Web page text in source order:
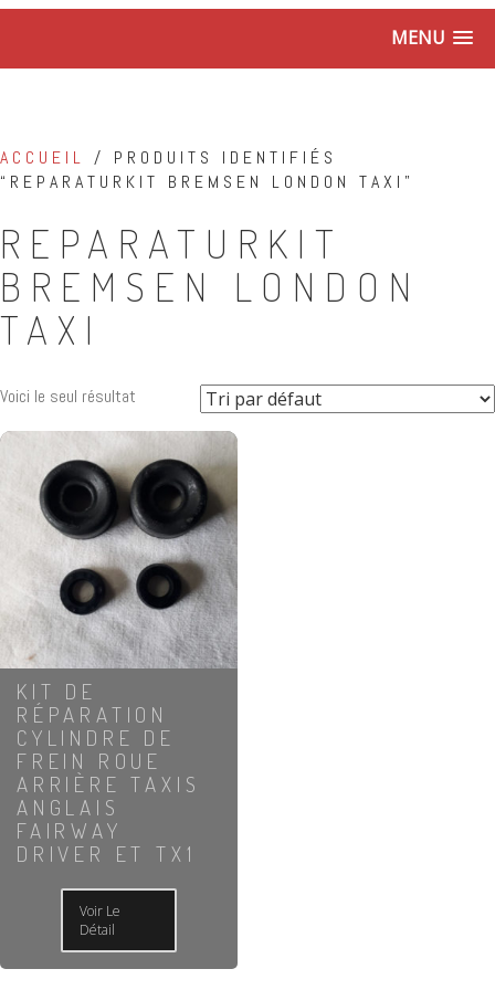
MENU
ACCUEIL / PRODUITS IDENTIFIÉS
“REPARATURKIT BREMSEN LONDON TAXI”
REPARATURKIT
BREMSEN LONDON
TAXI
Voici le seul résultat
KIT DE
RÉPARATION
CYLINDRE DE
FREIN ROUE
ARRIÈRE TAXIS
ANGLAIS
FAIRWAY
DRIVER ET TX1
Voir Le
Détail